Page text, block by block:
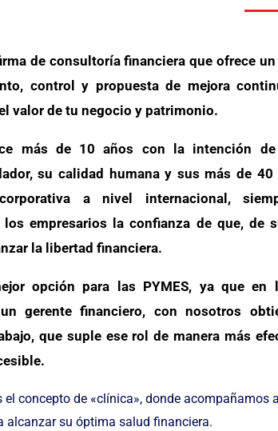
de consultoría financiera que ofrece
control y propuesta de mejora
valor de tu negocio y patrimonio.
más de 10 años con la intención de
su calidad humana y sus más de 40
a nivel internacional,
los empresarios la confianza de que, de
la libertad financiera.
opción para las PYMES, ya que en
gerente financiero, con nosotros
que suple ese rol de manera más
el concepto de «clínica», donde acompañamos
alcanzar su óptima salud financiera.